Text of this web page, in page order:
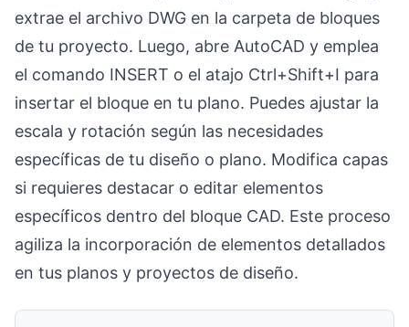
extrae el archivo DWG en la carpeta de bloques
de tu proyecto. Luego, abre AutoCAD y emplea
el comando INSERT o el atajo Ctrl+Shift+I para
insertar el bloque en tu plano. Puedes ajustar la
escala y rotación según las necesidades
específicas de tu diseño o plano. Modifica capas
si requieres destacar o editar elementos
específicos dentro del bloque CAD. Este proceso
agiliza la incorporación de elementos detallados
en tus planos y proyectos de diseño.